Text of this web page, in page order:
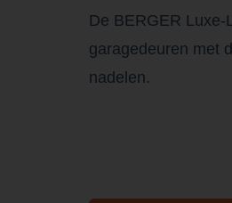
De BERGER
garagedeuren met
nadelen.